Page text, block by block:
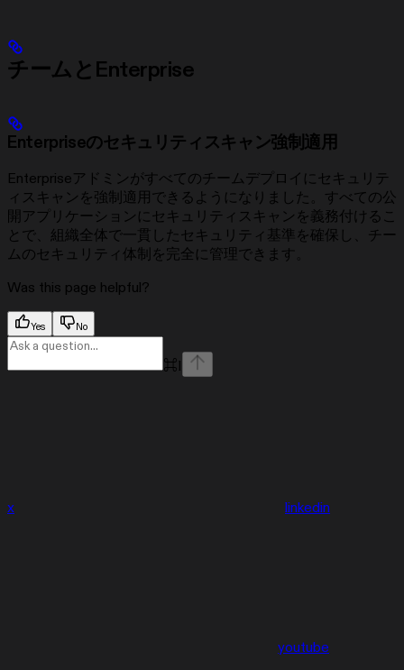
チームとEnterprise
Enterpriseのセキュリティスキャン強制適用
Enterpriseアドミンがすべてのチームデプロイにセキュリテ
ィスキャンを強制適用できるようになりました。すべての公
開アプリケーションにセキュリティスキャンを義務付けるこ
とで、組織全体で一貫したセキュリティ基準を確保し、チー
ムのセキュリティ体制を完全に管理できます。
Was this page helpful?
Yes No
⌘I
x linkedin
youtube